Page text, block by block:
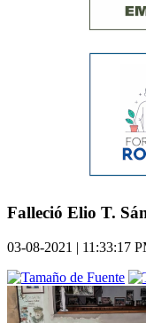
Falleció Elio T.
03-08-2021 | 11:33:17